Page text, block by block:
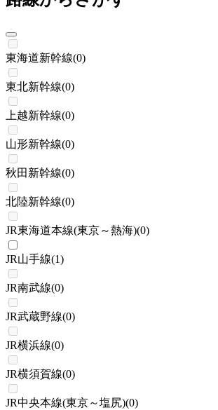
東海道新幹線(0)
東北新幹線(0)
上越新幹線(0)
山形新幹線(0)
秋田新幹線(0)
北陸新幹線(0)
JR東海道本線(東京～熱海)(0)
JR山手線(1)
JR南武線(0)
JR武蔵野線(0)
JR横浜線(0)
JR横須賀線(0)
JR中央本線(東京～塩尻)(0)